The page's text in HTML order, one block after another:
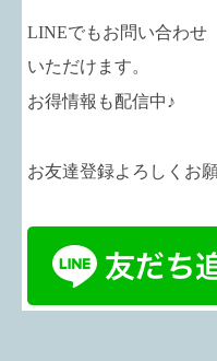
LINEでもお問い合わせ
いただけます。
お得情報も配信中♪
お友達登録よろしくお